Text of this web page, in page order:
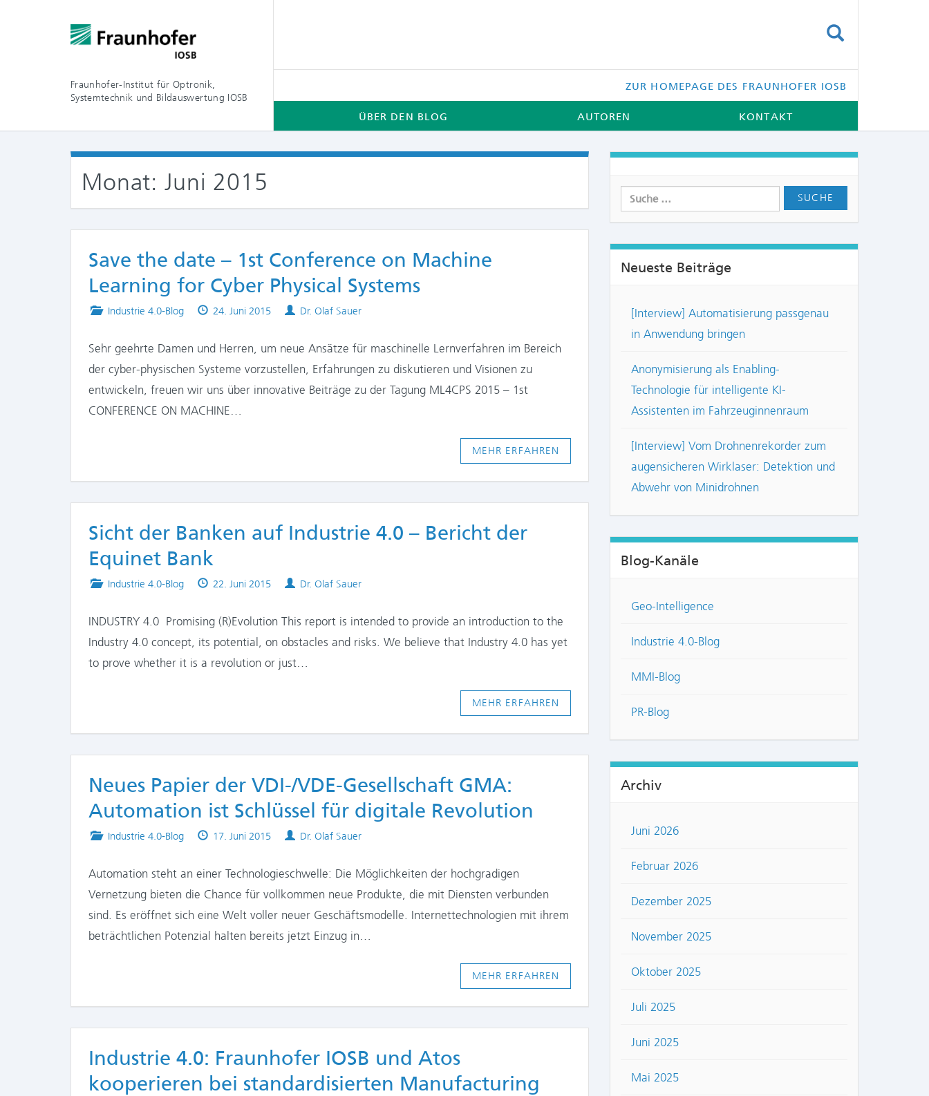
Fraunhofer-Institut für Optronik,
Systemtechnik und Bildauswertung IOSB
ZUR HOMEPAGE DES FRAUNHOFER IOSB
ÜBER DEN BLOG AUTOREN KONTAKT
Monat: Juni 2015
Save the date – 1st Conference on Machine
Learning for Cyber Physical Systems
Posted
Industrie 4.0-Blog
Published
24. Juni 2015 Authors
Dr. Olaf Sauer
Sehr geehrte Damen und Herren, um neue Ansätze für maschinelle Lernverfahren im Bereich
der cyber-physischen Systeme vorzustellen, Erfahrungen zu diskutieren und Visionen zu
entwickeln, freuen wir uns über innovative Beiträge zu der Tagung ML4CPS 2015 – 1st
CONFERENCE ON MACHINE…
MEHR ERFAHREN
Sicht der Banken auf Industrie 4.0 – Bericht der
Equinet Bank
Posted
Industrie 4.0-Blog
Published
22. Juni 2015 Authors
Dr. Olaf Sauer
INDUSTRY 4.0  Promising (R)Evolution This report is intended to provide an introduction to the
Industry 4.0 concept, its potential, on obstacles and risks. We believe that Industry 4.0 has yet
to prove whether it is a revolution or just…
MEHR ERFAHREN
Neues Papier der VDI-/VDE-Gesellschaft GMA:
Automation ist Schlüssel für digitale Revolution
Posted
Industrie 4.0-Blog
Published
17. Juni 2015 Authors
Dr. Olaf Sauer
Automation steht an einer Technologieschwelle: Die Möglichkeiten der hochgradigen
Vernetzung bieten die Chance für vollkommen neue Produkte, die mit Diensten verbunden
sind. Es eröffnet sich eine Welt voller neuer Geschäftsmodelle. Internettechnologien mit ihrem
beträchtlichen Potenzial halten bereits jetzt Einzug in…
MEHR ERFAHREN
Industrie 4.0: Fraunhofer IOSB und Atos
kooperieren bei standardisierten Manufacturing
Neueste Beiträge
[Interview] Automatisierung passgenau
in Anwendung bringen
Anonymisierung als Enabling-
Technologie für intelligente KI-
Assistenten im Fahrzeuginnenraum
[Interview] Vom Drohnenrekorder zum
augensicheren Wirklaser: Detektion und
Abwehr von Minidrohnen
Blog-Kanäle
Geo-Intelligence
Industrie 4.0-Blog
MMI-Blog
PR-Blog
Archiv
Juni 2026
Februar 2026
Dezember 2025
November 2025
Oktober 2025
Juli 2025
Juni 2025
Mai 2025